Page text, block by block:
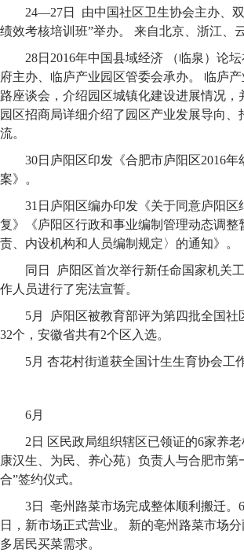
24—27日 由中国社区卫生协会主办、
绩效考核培训班”举办。 来自北京、浙江、
28日2016年中国县域经济 （临泉）论
府主办、临庐产业园区管委会承办。 临庐
路座谈会，介绍园区城镇化建设进展情况
园区招商局详细介绍了园区产业发展导向
流。
30日庐阳区印发《合肥市庐阳区2016
案》。
31日庐阳区编办印发《关于同意庐阳
复》《庐阳区行政和事业编制管理动态调
责、内设机构和人员编制规定〉的通知》。
同日 庐阳区首次举行新任命国家机关
作人员进行了宪法宣誓。
5月 庐阳区被教育部评为第四批全国
32个，安徽省共有2个区入选。
5月 杏花村街道获全国计生生育协会工
6月
2日 区民政局组织辖区已领证的6家养
康汉生、为民、养心苑）负责人与合肥市
合”签约仪式。
3日 亳州路菜市场完成整体顺利搬迁。
日，新市场正式营业。 新的亳州路菜市场
多居民买菜需求。